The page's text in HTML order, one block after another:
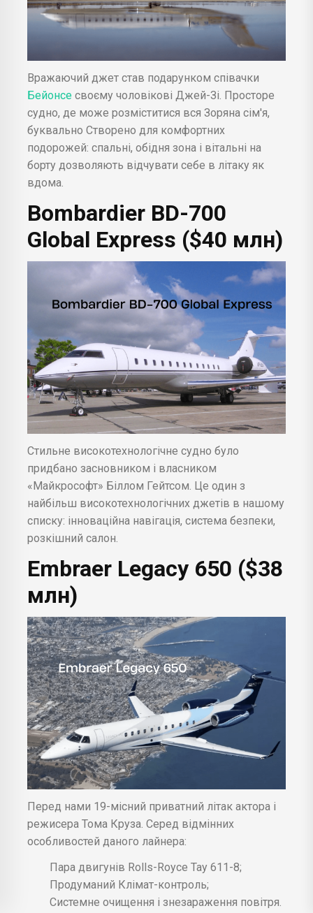
Вражаючий джет став подарунком співачки
Бейонсе своєму чоловікові Джей-Зі. Просторе
судно, де може розміститися вся Зоряна сім'я,
буквально Створено для комфортних
подорожей: спальні, обідня зона і вітальні на
борту дозволяють відчувати себе в літаку як
вдома.
Bombardier BD-700
Global Express ($40 млн)
Стильне високотехнологічне судно було
придбано засновником і власником
«Майкрософт» Біллом Гейтсом. Це один з
найбільш високотехнологічних джетів в нашому
списку: інноваційна навігація, система безпеки,
розкішний салон.
Embraer Legacy 650 ($38
млн)
Перед нами 19-місний приватний літак актора і
режисера Тома Круза. Серед відмінних
особливостей даного лайнера:
Пара двигунів Rolls-Royce Tay 611-8;
Продуманий Клімат-контроль;
Системне очищення і знезараження повітря.